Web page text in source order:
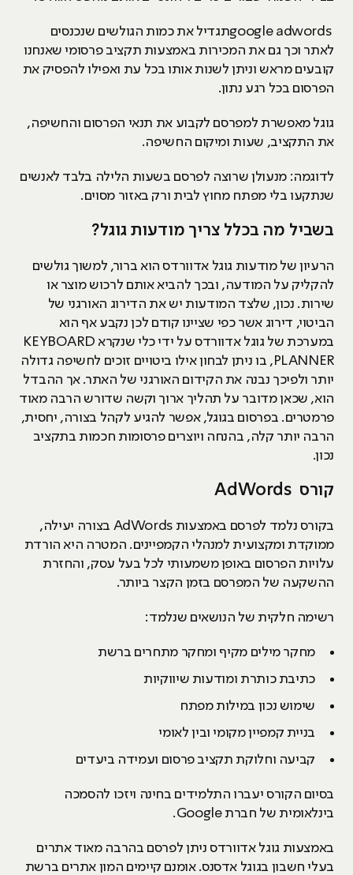
google adwordsתגדיל את כמות הגולשים שנכנסים
לאתר וכך גם את המכירות באמצעות תקציב פרסומי שאנחנו
קובעים מראש וניתן לשנות אותו בכל עת ואפילו להפסיק את
הפרסום בכל רגע נתון.
גוגל מאפשרת למפרסם לקבוע את תנאי הפרסום והחשיפה,
את התקציב, שעות ומיקום החשיפה.
לדוגמה: מנעולן שרוצה לפרסם בשעות הלילה בלבד לאנשים
שנתקעו בלי מפתח מחוץ לבית ורק באזור מסוים.
בשביל מה בכלל צריך מודעות גוגל?
הרעיון של מודעות גוגל אדוורדס הוא ברור, למשוך גולשים
להקליק על המודעה, ובכך להביא אותם לרכוש מוצר או
שירות. נכון, שלצד המודעות יש את הדירוג האורגני של
הביטוי, דירוג אשר כפי שציינו קודם לכן נקבע אף הוא
במערכת של גוגל אדוורדס על ידי כלי שנקרא KEYBOARD
PLANNER, בו ניתן לבחון אילו ביטויים זוכים לחשיפה גדולה
יותר ולפיכך נבנה את הקידום האורגני של האתר. אך ההבדל
הוא, שכאן מדובר על תהליך ארוך וקשה שדורש הרבה מאוד
פרמטרים. בפרסום בגוגל, אפשר להגיע לקהל בצורה, יחסית,
הרבה יותר קלה, בהנחה ויוצרים פרסומות חכמות בתקציב
נכון.
קורס AdWords
בקורס נלמד לפרסם באמצעות AdWords בצורה יעילה,
ממוקדת ומקצועית למנהלי הקמפיינים. המטרה היא הורדת
עלויות הפרסום באופן משמעותי לכל בעל עסק, והחזרת
ההשקעה של המפרסם בזמן הקצר ביותר.
רשימה חלקית של הנושאים שנלמד:
מחקר מילים מקיף ומחקר מתחרים ברשת
כתיבת כותרת ומודעות שיווקיות
שימוש נכון במילות מפתח
בניית קמפיין מקומי ובין לאומי
קביעה וחלוקת תקציב פרסום ועמידה ביעדים
בסיום הקורס יעברו התלמידים בחינה ויזכו להסמכה
בינלאומית של חברת Google.
באמצעות גוגל אדוורדס ניתן לפרסם בהרבה מאוד אתרים
בעלי חשבון בגוגל אדסנס. אומנם קיימים המון אתרים ברשת